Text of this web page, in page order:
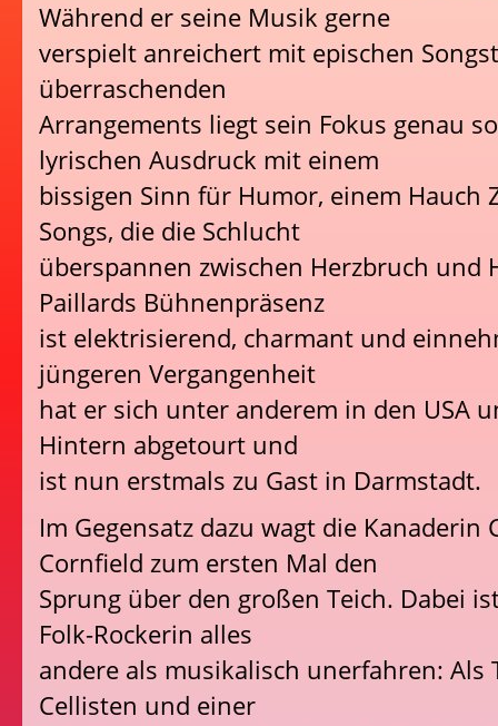
Während er seine Musik gerne
verspielt anreichert mit epischen
überraschenden
Arrangements liegt sein Fokus genau
lyrischen Ausdruck mit einem
bissigen Sinn für Humor, einem Hauch
Songs, die die Schlucht
überspannen zwischen Herzbruch und
Paillards Bühnenpräsenz
ist elektrisierend, charmant und
jüngeren Vergangenheit
hat er sich unter anderem in den USA
Hintern abgetourt und
ist nun erstmals zu Gast in Darmstadt.
Im Gegensatz dazu wagt die Kanaderin
Cornfield zum ersten Mal den
Sprung über den großen Teich. Dabei
Folk-Rockerin alles
andere als musikalisch unerfahren: Als
Cellisten und einer